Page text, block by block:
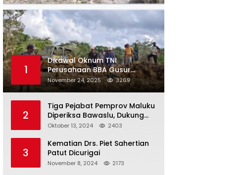
1
Dikawal Oknum TNI
Perusahaan BBA Gusur
Secara Brutal Tanah Dan
Tanaman Warga, Akademisi
Tertibkan Anggotanya
November 24, 2025 3269
2
Tiga Pejabat Pemprov Maluku
Diperiksa Bawaslu, Dukung
Paslon 2M
Oktober 13, 2024 2403
3
Kematian Drs. Piet Sahertian
Patut Dicurigai
November 8, 2024 2173